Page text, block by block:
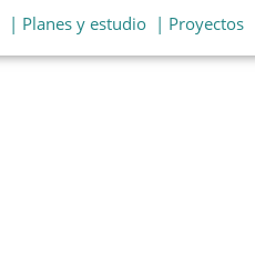
| Planes y estudio | Proyectos